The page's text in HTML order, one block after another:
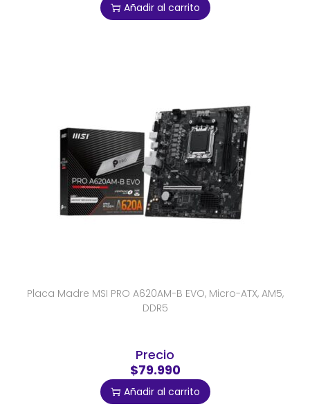
Añadir al carrito
Placa Madre MSI PRO A620AM-B EVO, Micro-ATX, AM5,
DDR5
Precio
$79.990
Añadir al carrito